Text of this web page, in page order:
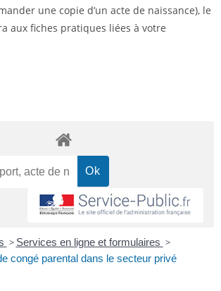
une copie d’un acte de naissance), le
aux fiches pratiques liées à votre
> Services en ligne et formulaires >
congé parental dans le secteur privé